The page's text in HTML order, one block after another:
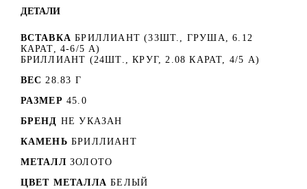
ДЕТАЛИ
ВСТАВКА БРИЛЛИАНТ (33ШТ., ГРУША, 6.12
КАРАТ, 4-6/5 А)
БРИЛЛИАНТ (24ШТ., КРУГ, 2.08 КАРАТ, 4/5 А)
ВЕС 28.83 Г
РАЗМЕР 45.0
БРЕНД НЕ УКАЗАН
КАМЕНЬ БРИЛЛИАНТ
МЕТАЛЛ ЗОЛОТО
ЦВЕТ МЕТАЛЛА БЕЛЫЙ